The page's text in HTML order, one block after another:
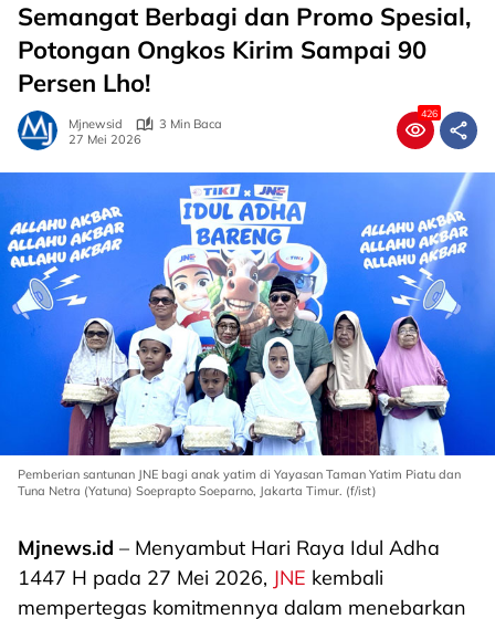
Semangat Berbagi dan Promo Spesial,
Potongan Ongkos Kirim Sampai 90
Persen Lho!
Mjnewsid
3 Min Baca
27 Mei 2026
426
Pemberian santunan JNE bagi anak yatim di Yayasan Taman Yatim Piatu dan
Tuna Netra (Yatuna) Soeprapto Soeparno, Jakarta Timur. (f/ist)
Mjnews.id – Menyambut Hari Raya Idul Adha
1447 H pada 27 Mei 2026, JNE kembali
mempertegas komitmennya dalam menebarkan